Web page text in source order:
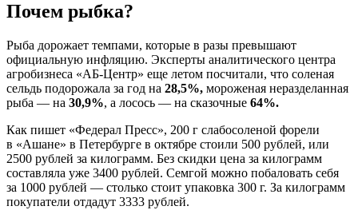
Почем рыбка?
Рыба дорожает темпами, которые в разы превышают
официальную инфляцию. Эксперты аналитического центра
агробизнеса «АБ-Центр» еще летом посчитали, что соленая
сельдь подорожала за год на 28,5%, мороженая неразделанная
рыба — на 30,9%, а лосось — на сказочные 64%.
Как пишет «Федерал Пресс», 200 г слабосоленой форели
в «Ашане» в Петербурге в октябре стоили 500 рублей, или
2500 рублей за килограмм. Без скидки цена за килограмм
составляла уже 3400 рублей. Семгой можно побаловать себя
за 1000 рублей — столько стоит упаковка 300 г. За килограмм
покупатели отдадут 3333 рублей.